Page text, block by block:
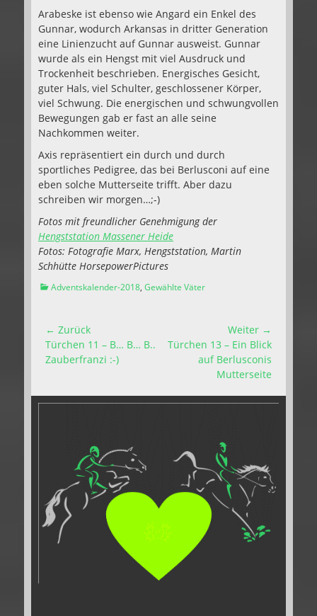
Arabeske ist ebenso wie Angard ein Enkel des
Gunnar, wodurch Arkansas in dritter Generation
eine Linienzucht auf Gunnar ausweist. Gunnar
wurde als ein Hengst mit viel Ausdruck und
Trockenheit beschrieben. Energisches Gesicht,
guter Hals, viel Schulter, geschlossener Körper,
viel Schwung. Die energischen und schwungvollen
Bewegungen gab er fast an alle seine
Nachkommen weiter.
Axis repräsentiert ein durch und durch
sportliches Pedigree, das bei Berlusconi auf eine
eben solche Mutterseite trifft. Aber dazu
schreiben wir morgen…;-)
Fotos mit freundlicher Genehmigung der
Hengststation Massener Heide
Fotos: Fotografie Marx, Hengststation, Martin
Schhütte HorsepowerPictures
Kategorien
Adventskalender-2018, Gewählte Väter
Beitragsnavigation
← Zurück
Vorhergehender
Beitrag:
Türchen 11 – B… B… B..
Zauberfranzi :-)
Weiter →
Nächster
Türchen 13 – Ein Blick
auf Berlusconis
Mutterseite